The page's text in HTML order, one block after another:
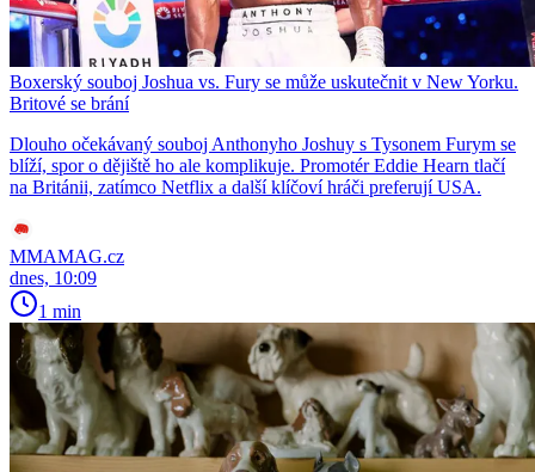
Boxerský souboj Joshua vs. Fury se může uskutečnit v New Yorku.
Britové se brání
Dlouho očekávaný souboj Anthonyho Joshuy s Tysonem Furym se
blíží, spor o dějiště ho ale komplikuje. Promotér Eddie Hearn tlačí
na Británii, zatímco Netflix a další klíčoví hráči preferují USA.
MMAMAG.cz
dnes, 10:09
1 min